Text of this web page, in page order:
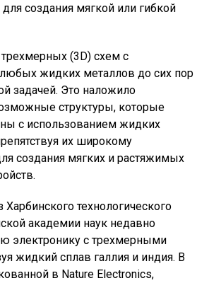
создания мягкой или гибкой
(3D) схем с
жидких металлов до сих пор
задачей. Это наложило
структуры, которые
с использованием жидких
их широкому
создания мягких и растяжимых
Харбинского технологического
академии наук недавно
электронику с трехмерными
жидкий сплав галлия и индия. В
в Nature Electronics,